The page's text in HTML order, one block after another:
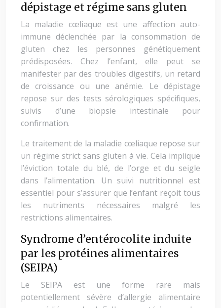
dépistage et régime sans gluten
La maladie cœliaque est une affection auto-
immune déclenchée par la consommation de
gluten chez les personnes génétiquement
prédisposées. Chez l’enfant, elle peut se
manifester par des troubles digestifs, un retard
de croissance ou une anémie. Le dépistage
repose sur des tests sérologiques spécifiques,
suivis d’une biopsie intestinale pour
confirmation.
Le traitement de la maladie cœliaque repose sur
un régime strict sans gluten à vie. Cela implique
l’éviction totale du blé, de l’orge et du seigle
dans l’alimentation. Un suivi nutritionnel est
essentiel pour s’assurer que l’enfant reçoit tous
les nutriments nécessaires malgré les
restrictions alimentaires.
Syndrome d’entérocolite induite
par les protéines alimentaires
(SEIPA)
Le SEIPA est une forme rare mais
potentiellement sévère d’allergie alimentaire